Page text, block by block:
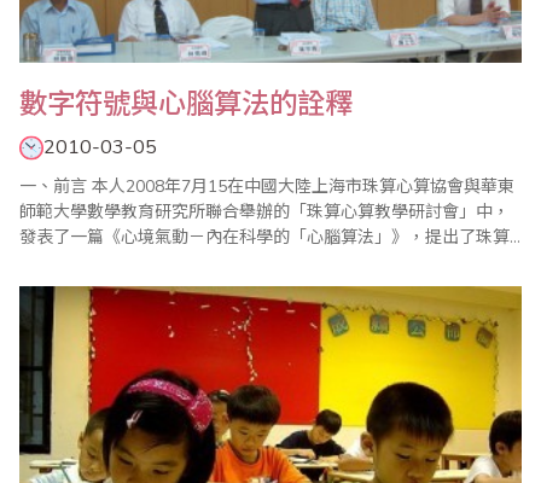
數字符號與心腦算法的詮釋
2010-03-05
一、前言 本人2008年7月15在中國大陸上海市珠算心算協會與華東
師範大學數學教育研究所聯合舉辦的「珠算心算教學研討會」中，
發表了一篇《心境氣動－內在科學的「心腦算法」》，提出了珠算
理層面的計算方法，進一步發揮能量將計算過程進入到潛能意識的
算法，是融入了生理、心理的一種觀念上突破，獲得了廣大的迴
響。 二、..